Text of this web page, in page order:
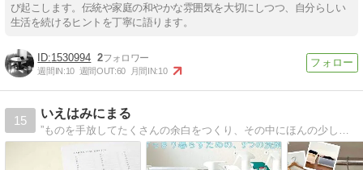
び起こします。伝統や家庭の和やかな雰囲気を大切にしつつ、自分らしい
生活を続けるヒントを丁寧に語ります。
1530994 2
週間IN:10 週間OUT:60 月間IN:10
15
いえはみにまる